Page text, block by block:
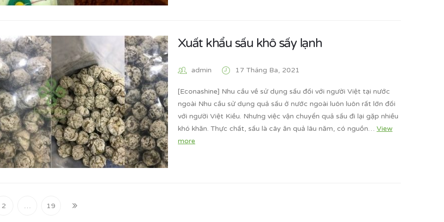
Xuất khẩu sấu khô sấy lạnh
admin 17 Tháng Ba, 2021
[Econashine] Nhu cầu về sử dụng sấu đối với người Việt tại nước
ngoài Nhu cầu sử dụng quả sấu ở nước ngoài luôn luôn rất lớn đối
với người Việt Kiều. Nhưng việc vận chuyển quả sấu đi lại gặp nhiều
khó khăn. Thực chất, sấu là cây ăn quả lâu năm, có nguồn… View
more
2 … 19